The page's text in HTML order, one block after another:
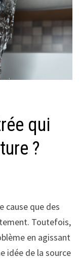
qui
?
cause que des
Toutefois,
en agissant
idée de la source